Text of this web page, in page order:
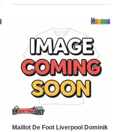
Maillot De Foot Liverpool Dominik